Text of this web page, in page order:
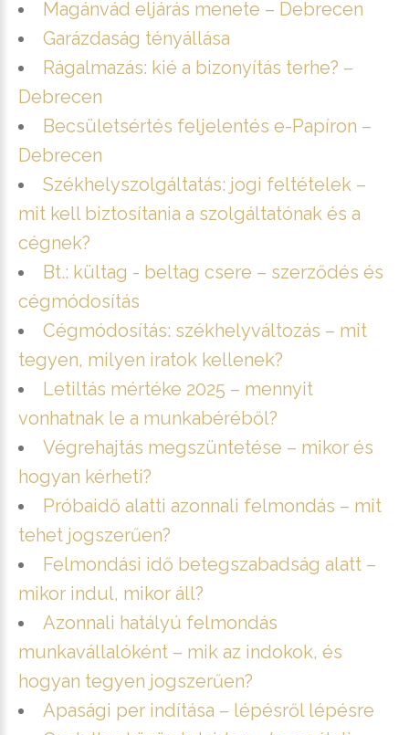
Magánvád eljárás menete – Debrecen
Garázdaság tényállása
Rágalmazás: kié a bizonyítás terhe? –
Debrecen
Becsületsértés feljelentés e-Papíron –
Debrecen
Székhelyszolgáltatás: jogi feltételek –
mit kell biztosítania a szolgáltatónak és a
cégnek?
Bt.: kültag - beltag csere – szerződés és
cégmódosítás
Cégmódosítás: székhelyváltozás – mit
tegyen, milyen iratok kellenek?
Letiltás mértéke 2025 – mennyit
vonhatnak le a munkabéréből?
Végrehajtás megszüntetése – mikor és
hogyan kérheti?
Próbaidő alatti azonnali felmondás – mit
tehet jogszerűen?
Felmondási idő betegszabadság alatt –
mikor indul, mikor áll?
Azonnali hatályú felmondás
munkavállalóként – mik az indokok, és
hogyan tegyen jogszerűen?
Apasági per indítása – lépésről lépésre